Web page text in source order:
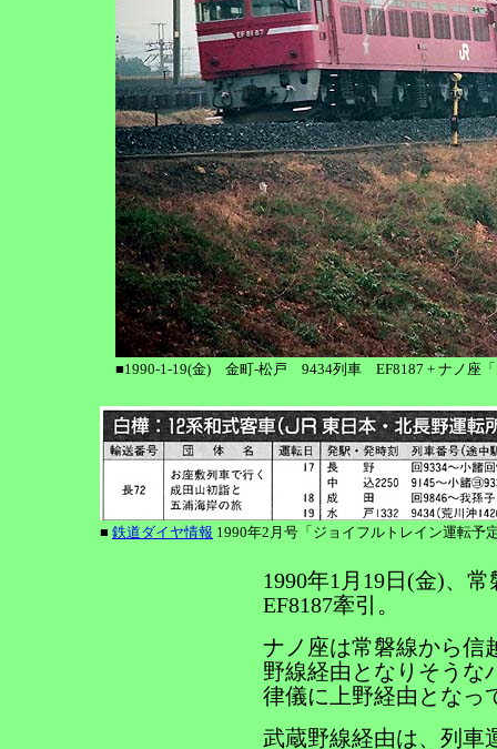
■1990-1-19(金) 金町-松戸 9434列車 EF8187 + ナノ座「
■ 鉄道ダイヤ情報 1990年2月号「ジョイフルトレイン運転予
1990年1月19日(金)、
EF8187牽引。
ナノ座は常磐線から信
野線経由となりそうな
律儀に上野経由となっ
武蔵野線経由は、列車